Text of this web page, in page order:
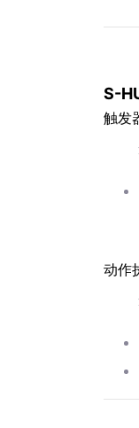
S-
触发
动作